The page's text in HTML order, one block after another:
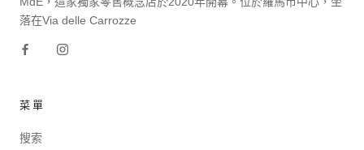
落在Via delle Carrozze
菜單
搜索